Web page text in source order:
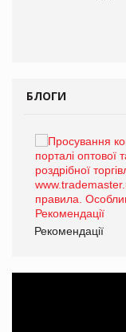
БЛОГИ
Рекомендації